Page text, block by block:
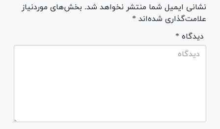
نشانی ایمیل شما منتشر نخواهد شد. بخش‌های موردنیاز
علامت‌گذاری شده‌اند *
* دیدگاه